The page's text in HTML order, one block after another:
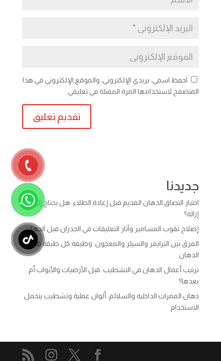
احفظ اسمي، بريدي الإلكتروني، والموقع الإلكتروني في هذا
المتصفح لاستخدامها المرة المقبلة في تعليقي.
جديدنا
اختبار التصاق الدهان القديم قبل إعادة الطلاء: هل يحتاج إلى
إزالة؟
إصلاح ثقوب المسامير وآثار التعليقات في الجدران قبل الدهان
الفرق بين البرايمر والسيلر والمعجون: وظيفة كل طبقة قبل
الدهان
ترتيب أعمال الدهان في التشطيب: قبل الأرضيات والأبواب أم
بعدها؟
دهان الممرات الداخلية والسلالم: ألوان عملية وتشطيب يتحمل
الاستخدام